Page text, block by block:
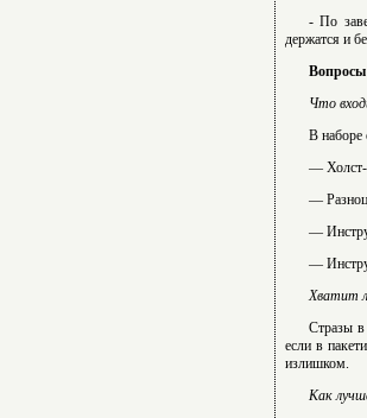
- По
держатся и
Что
В наборе
— Холст-
—
—
—
Хватит
Стразы в
если в
излишком.
Как